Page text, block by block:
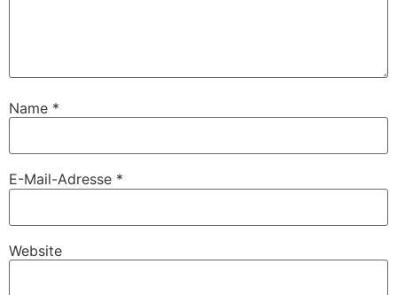
Name *
E-Mail-Adresse *
Website